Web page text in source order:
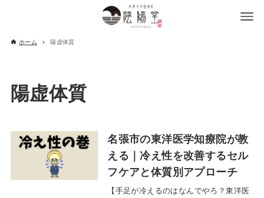
ホーム 陽虚体質
陽虚体質
名張市の東洋医学知療院が教
える｜冷え性を改善するセル
フケアと体質別アプローチ
【手足が冷えるのはなんでやろ？東洋医